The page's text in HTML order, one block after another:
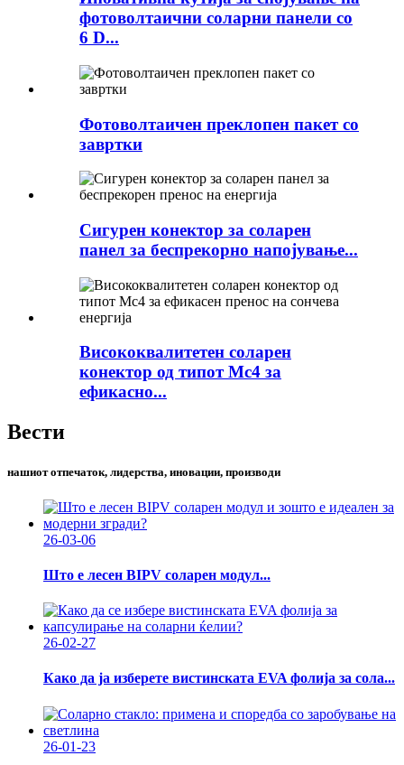
фотоволтаични соларни панели со
6 D...
Фотоволтаичен преклопен пакет со
завртки
Сигурен конектор за соларен
панел за беспрекорно напојување...
Висококвалитетен соларен
конектор од типот Mc4 за
ефикасно...
Вести
нашиот отпечаток, лидерства, иновации, производи
26-03-06
Што е лесен BIPV соларен модул...
26-02-27
Како да ја изберете вистинската EVA фолија за сола...
26-01-23